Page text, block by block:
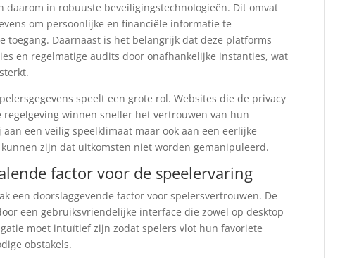
daarom in robuuste beveiligingstechnologieën. Dit omvat
om persoonlijke en financiële informatie te
toegang. Daarnaast is het belangrijk dat deze platforms
en regelmatige audits door onafhankelijke instanties, wat
speelt een grote rol. Websites die de privacy
winnen sneller het vertrouwen van hun
een veilig speelklimaat maar ook aan een eerlijke
zijn dat uitkomsten niet worden gemanipuleerd.
factor voor de speelervaring
een doorslaggevende factor voor spelersvertrouwen. De
een gebruiksvriendelijke interface die zowel op desktop
moet intuïtief zijn zodat spelers vlot hun favoriete
obstakels.